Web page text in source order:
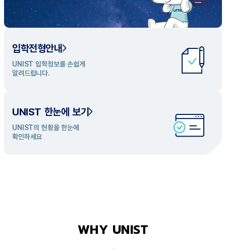
전공탐색 가이드 바로가기
UNIST 학과 소개
UNIST의 개성있는 학과들을
탐색해 보세요
입학전형안내
UNIST 입학정보를 손쉽게
알려드립니다.
UNIST 한눈에 보기
UNIST의 현황을 한눈에
확인하세요
WHY UNIST